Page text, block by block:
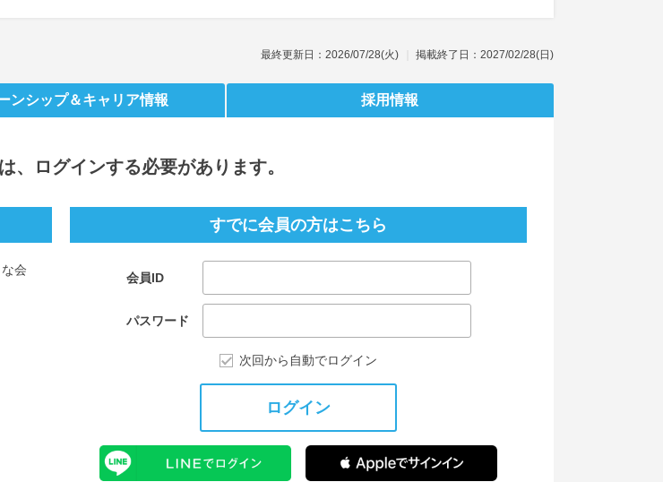
最終更新日：2026/07/28(火) 掲載終了日：2027/02/28(日)
ンシップ＆キャリア情報 採用情報
、ログインする必要があります。
すでに会員の方はこちら
会員ID
パスワード
次回から自動でログイン
ログイン
会